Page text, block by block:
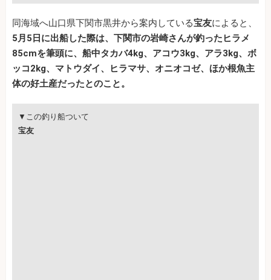
同海域へ山口県下関市黒井から案内している宝友によると、
5月5日に出船した際は、下関市の岩崎さんが釣ったヒラメ
85cmを筆頭に、船中タカバ4kg、アコウ3kg、アラ3kg、ボ
ッコ2kg、マトウダイ、ヒラマサ、オニオコゼ、ほか根魚主
体の好土産だったとのこと。
▼この釣り船ついて
宝友